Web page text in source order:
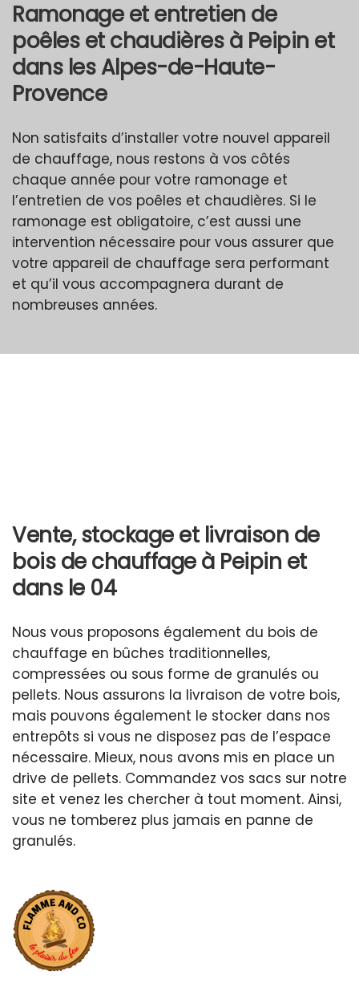
Ramonage et entretien de
poêles et chaudières à Peipin et
dans les Alpes-de-Haute-
Provence
Non satisfaits d’installer votre nouvel appareil
de chauffage, nous restons à vos côtés
chaque année pour votre ramonage et
l’entretien de vos poêles et chaudières. Si le
ramonage est obligatoire, c’est aussi une
intervention nécessaire pour vous assurer que
votre appareil de chauffage sera performant
et qu’il vous accompagnera durant de
nombreuses années.
Vente, stockage et livraison de
bois de chauffage à Peipin et
dans le 04
Nous vous proposons également du bois de
chauffage en bûches traditionnelles,
compressées ou sous forme de granulés ou
pellets. Nous assurons la livraison de votre bois,
mais pouvons également le stocker dans nos
entrepôts si vous ne disposez pas de l’espace
nécessaire. Mieux, nous avons mis en place un
drive de pellets. Commandez vos sacs sur notre
site et venez les chercher à tout moment. Ainsi,
vous ne tomberez plus jamais en panne de
granulés.